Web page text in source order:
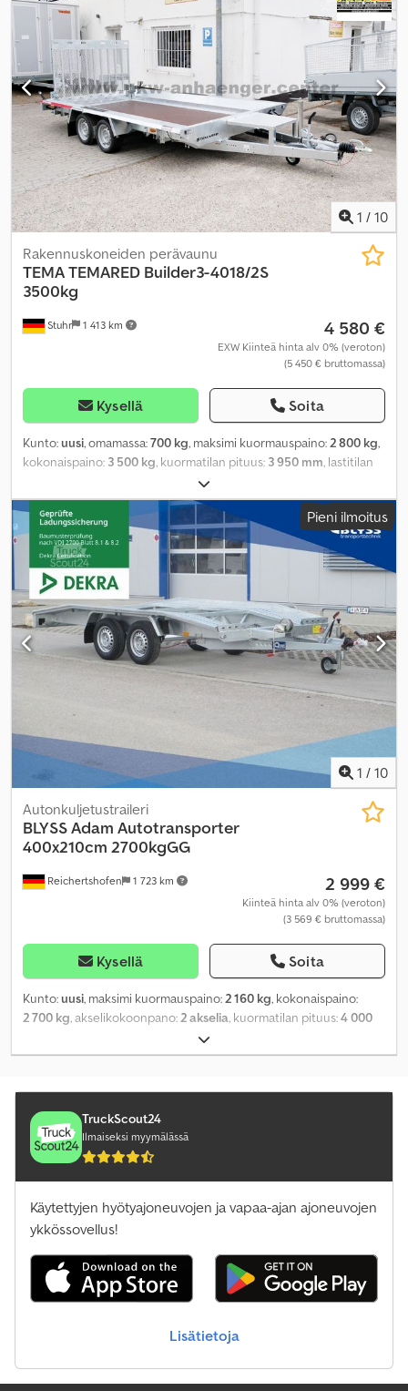
1 / 10
Stuhr 1 413 km
Rakennuskoneiden perävaunu
TEMATEMARED Builder3-4018/2S
3500kg
4 580 €
EXW Kiinteä hinta alv 0% (veroton)
(5 450 € bruttomassa)
Kysellä Soita
Kunto:uusi, omamassa:700 kg, maksimi kuormauspaino:2 800 kg,
kokonaispaino: 3 500 kg, kuormatilan pituus: 3 950 mm, lastitilan
, kuormatilan korkeus:
Pieni ilmoitus
1 / 10
Reichertshofen 1 723 km
Autonkuljetustraileri
BLYSSAdam Autotransporter
400x210cm 2700kgGG
2 999 €
Kiinteä hinta alv 0% (veroton)
(3 569 € bruttomassa)
Kysellä Soita
Kunto:uusi, maksimi kuormauspaino:2 160 kg, kokonaispaino:
2 700 kg, akselikokoonpano:2 akselia, kuormatilan pituus:4 000
TruckScout24
Ilmaiseksi myymälässä
Käytettyjen hyötyajoneuvojen ja vapaa-ajan ajoneuvojen
ykkössovellus!
Lisätietoja